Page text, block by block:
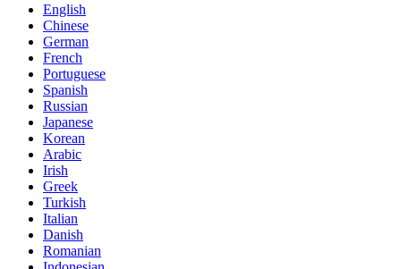
English
Chinese
German
French
Portuguese
Spanish
Russian
Japanese
Korean
Arabic
Irish
Greek
Turkish
Italian
Danish
Romanian